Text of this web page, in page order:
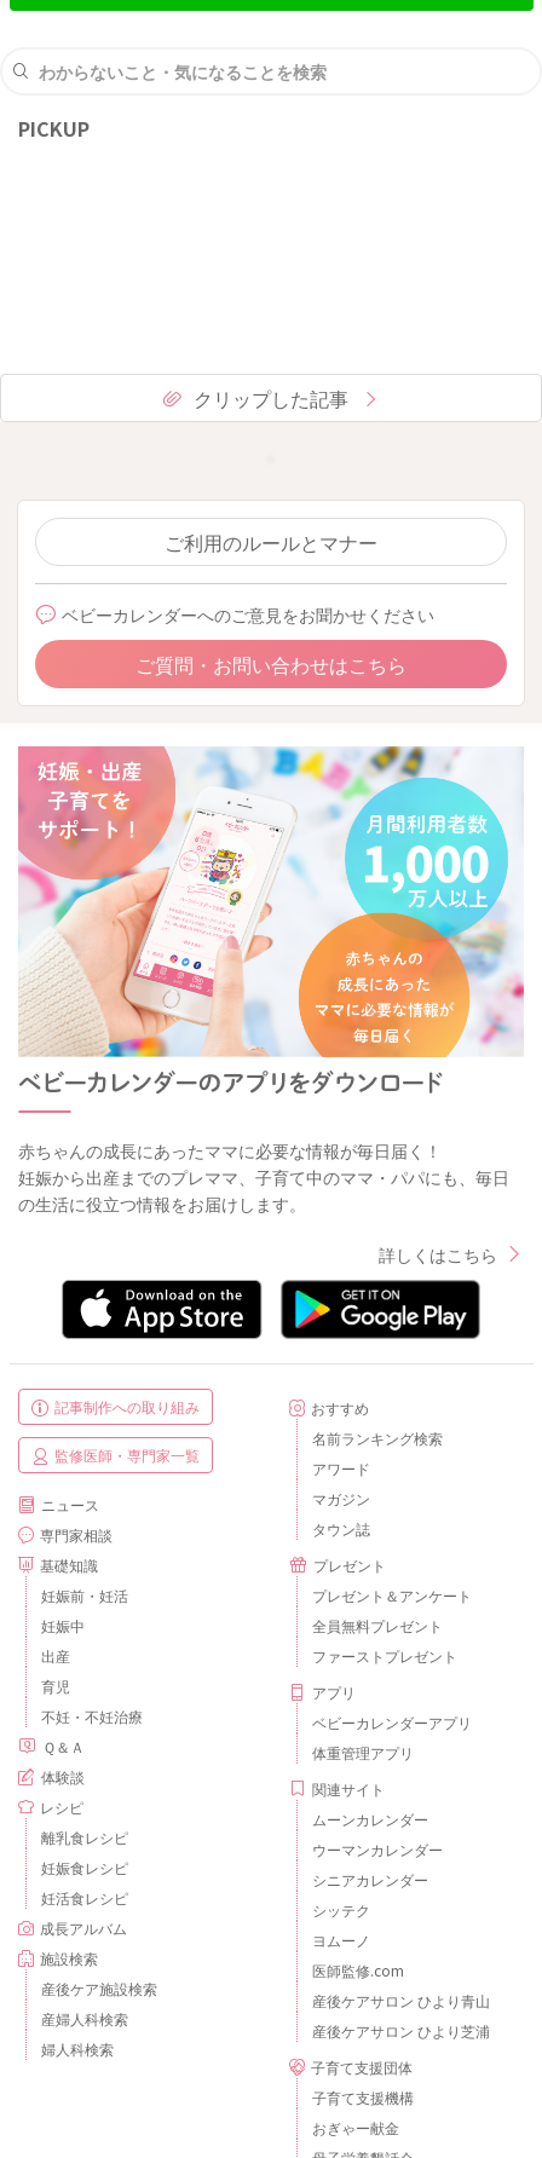
PICKUP
クリップした記事
ご利用のルールとマナー
ベビーカレンダーへのご意見をお聞かせください
ご質問・お問い合わせはこちら
赤ちゃんの成長にあったママに必要な情報が毎日届く！
妊娠から出産までのプレママ、子育て中のママ・パパにも、毎日
の生活に役立つ情報をお届けします。
詳しくはこちら
記事制作への取り組み
監修医師・専門家一覧
ニュース
専門家相談
基礎知識
妊娠前・妊活
妊娠中
出産
育児
不妊・不妊治療
Ｑ＆Ａ
体験談
レシピ
離乳食レシピ
妊娠食レシピ
妊活食レシピ
成長アルバム
施設検索
産後ケア施設検索
産婦人科検索
婦人科検索
おすすめ
名前ランキング検索
アワード
マガジン
タウン誌
プレゼント
プレゼント＆アンケート
全員無料プレゼント
ファーストプレゼント
アプリ
ベビーカレンダーアプリ
体重管理アプリ
関連サイト
ムーンカレンダー
ウーマンカレンダー
シニアカレンダー
シッテク
ヨムーノ
医師監修.com
産後ケアサロン ひより青山
産後ケアサロン ひより芝浦
子育て支援団体
子育て支援機構
おぎゃー献金